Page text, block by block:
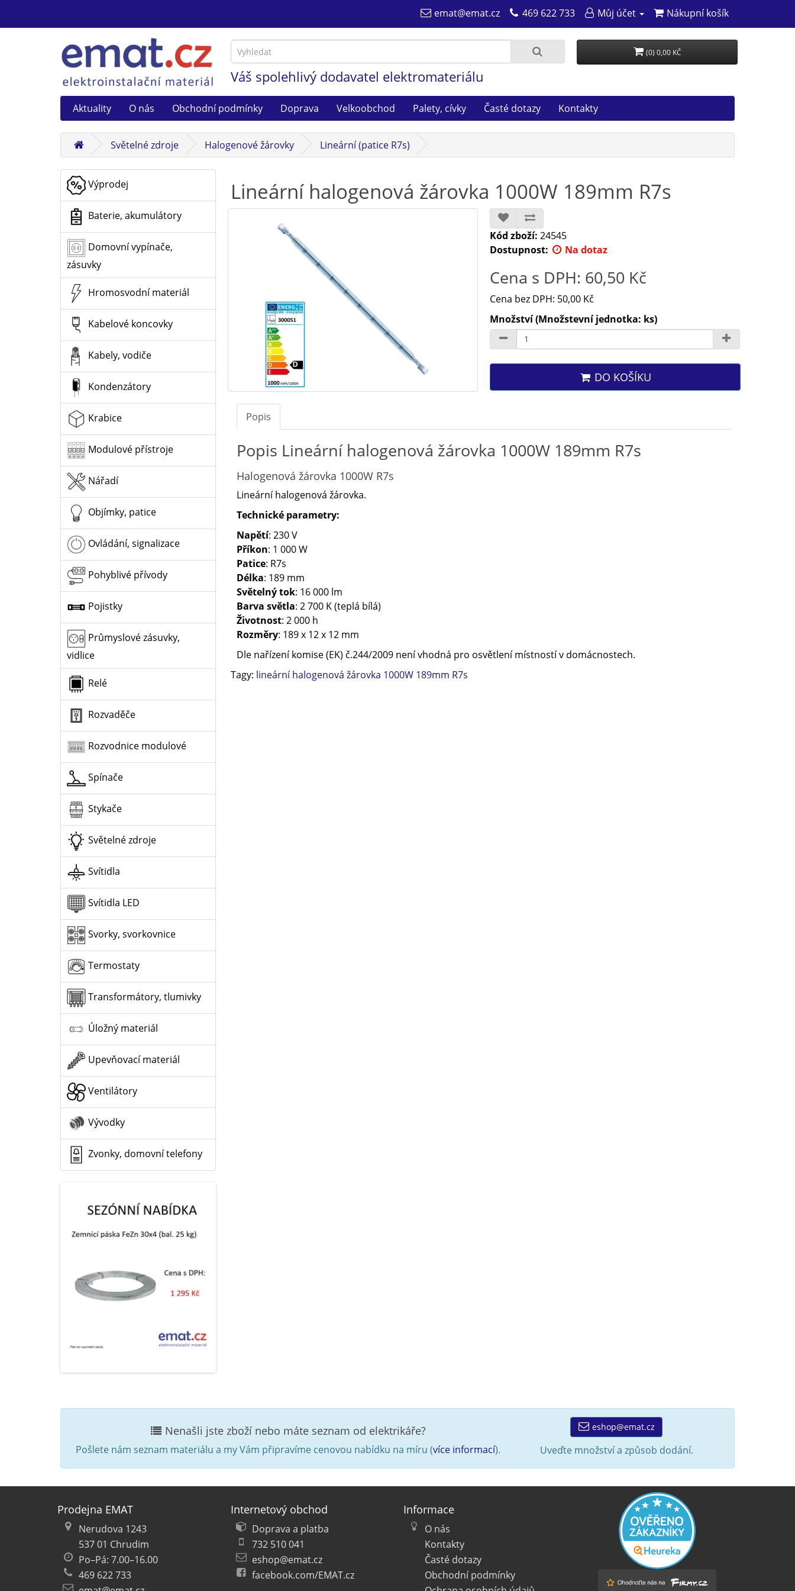
emat@emat.cz 469 622 733 Můj účet Nákupní košík
Váš spolehlivý dodavatel elektromateriálu
(0) 0,00 KČ
Aktuality O nás Obchodní podmínky Doprava Velkoobchod Palety, cívky Časté dotazy Kontakty
Světelné zdroje Halogenové žárovky Lineární (patice R7s)
Výprodej
Baterie, akumulátory
Domovní vypínače,
zásuvky
Hromosvodní materiál
Kabelové koncovky
Kabely, vodiče
Kondenzátory
Krabice
Modulové přístroje
Nářadí
Objímky, patice
Ovládání, signalizace
Pohyblivé přívody
Pojistky
Průmyslové zásuvky,
vidlice
Relé
Rozvaděče
Rozvodnice modulové
Spínače
Stykače
Světelné zdroje
Svítidla
Svítidla LED
Svorky, svorkovnice
Termostaty
Transformátory, tlumivky
Úložný materiál
Upevňovací materiál
Ventilátory
Vývodky
Zvonky, domovní telefony
Lineární halogenová žárovka 1000W 189mm R7s
Kód zboží: 24545
Dostupnost:
Na dotaz
Cena s DPH: 60,50 Kč
Cena bez DPH: 50,00 Kč
Množství (Množstevní jednotka: ks)
DO KOŠÍKU
Popis
Popis Lineární halogenová žárovka 1000W 189mm R7s
Halogenová žárovka 1000W R7s
Lineární halogenová žárovka.
Technické parametry:
Napětí: 230 V
Příkon: 1 000 W
Patice: R7s
Délka: 189 mm
Světelný tok: 16 000 lm
Barva světla: 2 700 K (teplá bílá)
Životnost: 2 000 h
Rozměry: 189 x 12 x 12 mm
Dle nařízení komise (EK) č.244/2009 není vhodná pro osvětlení místností v domácnostech.
Tagy: lineární halogenová žárovka 1000W 189mm R7s
Nenašli jste zboží nebo máte seznam od elektrikáře?
Pošlete nám seznam materiálu a my Vám připravíme cenovou nabídku na míru (více informací).
eshop@emat.cz
Uveďte množství a způsob dodání.
Prodejna EMAT
Nerudova 1243
537 01 Chrudim
Po–Pá: 7.00–16.00
469 622 733
Internetový obchod
Doprava a platba
732 510 041
eshop@emat.cz
facebook.com/EMAT.cz
Informace
O nás
Kontakty
Časté dotazy
Obchodní podmínky